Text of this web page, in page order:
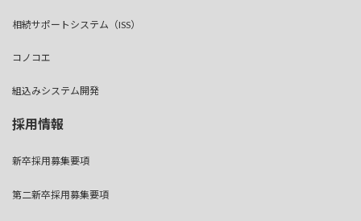
相続サポートシステム（ISS）
コノコエ
組込みシステム開発
採用情報
新卒採用募集要項
第二新卒採用募集要項